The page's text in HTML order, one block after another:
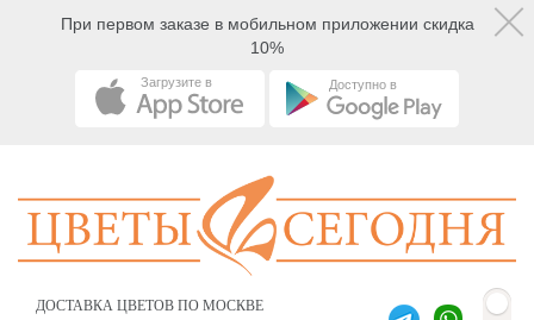
При первом заказе в мобильном приложении скидка
10%
Загрузите в Доступно в
ДОСТАВКА ЦВЕТОВ ПО МОСКВЕ